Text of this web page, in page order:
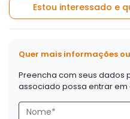
Estou interessado e
Quer mais informações
Preencha com seus dados
associado possa entrar em